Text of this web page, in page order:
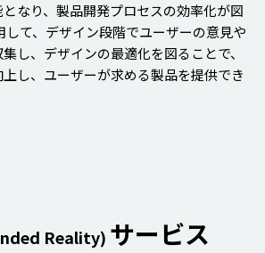
なり、製品開発プロセスの効率化が図
して、デザイン段階でユーザーの意見や
し、デザインの最適化を図ることで、
し、ユーザーが求める製品を提供でき
Reality) サービス